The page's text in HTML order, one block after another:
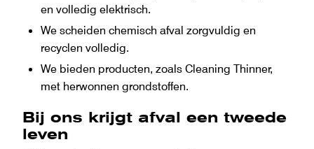
en volledig elektrisch.
We scheiden chemisch afval zorgvuldig en
recyclen volledig.
We bieden producten, zoals Cleaning Thinner,
met herwonnen grondstoffen.
Bij ons krijgt afval een tweede
leven